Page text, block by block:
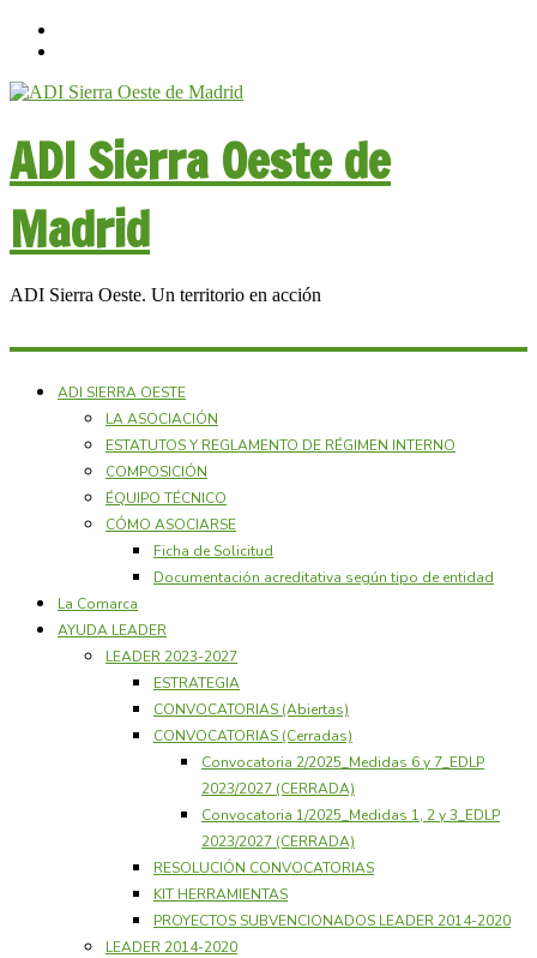
ADI Sierra Oeste de
Madrid
ADI Sierra Oeste. Un territorio en acción
ADI SIERRA OESTE
LA ASOCIACIÓN
ESTATUTOS Y REGLAMENTO DE RÉGIMEN INTERNO
COMPOSICIÓN
ÉQUIPO TÉCNICO
CÓMO ASOCIARSE
Ficha de Solicitud
Documentación acreditativa según tipo de entidad
La Comarca
AYUDA LEADER
LEADER 2023-2027
ESTRATEGIA
CONVOCATORIAS (Abiertas)
CONVOCATORIAS (Cerradas)
Convocatoria 2/2025_Medidas 6 y 7_EDLP
2023/2027 (CERRADA)
Convocatoria 1/2025_Medidas 1, 2 y 3_EDLP
2023/2027 (CERRADA)
RESOLUCIÓN CONVOCATORIAS
KIT HERRAMIENTAS
PROYECTOS SUBVENCIONADOS LEADER 2014-2020
LEADER 2014-2020